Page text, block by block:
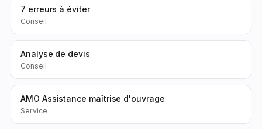
7 erreurs à éviter
Conseil
Analyse de devis
Conseil
AMO Assistance maîtrise d'ouvrage
Service